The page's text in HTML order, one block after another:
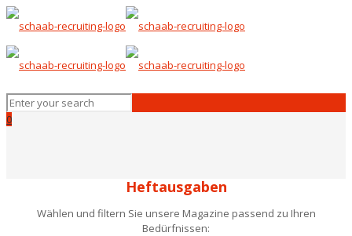
0
Heftausgaben
Wählen und filtern Sie unsere Magazine passend zu Ihren
Bedürfnissen: